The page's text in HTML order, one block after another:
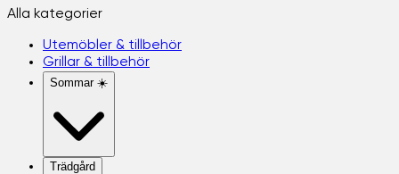
Alla kategorier
Utemöbler & tillbehör
Grillar & tillbehör
Sommar ☀️
Trädgård